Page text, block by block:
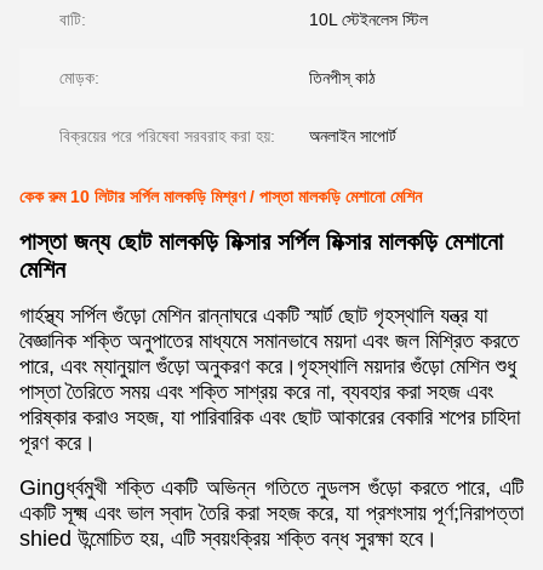
বাটি: 10L স্টেইনলেস স্টিল
মোড়ক: তিনপীস্ কাঠ
বিক্রয়ের পরে পরিষেবা সরবরাহ করা হয়: অনলাইন সাপোর্ট
কেক রুম 10 লিটার সর্পিল মালকড়ি মিশ্রণ / পাস্তা মালকড়ি মেশানো মেশিন
পাস্তা জন্য ছোট মালকড়ি মিক্সার সর্পিল মিক্সার মালকড়ি মেশানো
মেশিন
গার্হস্থ্য সর্পিল গুঁড়ো মেশিন রান্নাঘরে একটি স্মার্ট ছোট গৃহস্থালি যন্ত্র যা
বৈজ্ঞানিক শক্তি অনুপাতের মাধ্যমে সমানভাবে ময়দা এবং জল মিশ্রিত করতে
পারে, এবং ম্যানুয়াল গুঁড়ো অনুকরণ করে।গৃহস্থালি ময়দার গুঁড়ো মেশিন শুধু
পাস্তা তৈরিতে সময় এবং শক্তি সাশ্রয় করে না, ব্যবহার করা সহজ এবং
পরিষ্কার করাও সহজ, যা পারিবারিক এবং ছোট আকারের বেকারি শপের চাহিদা
পূরণ করে।
Gingর্ধ্বমুখী শক্তি একটি অভিন্ন গতিতে নুডলস গুঁড়ো করতে পারে, এটি
একটি সূক্ষ্ম এবং ভাল স্বাদ তৈরি করা সহজ করে, যা প্রশংসায় পূর্ণ;নিরাপত্তা
shied উন্মোচিত হয়, এটি স্বয়ংক্রিয় শক্তি বন্ধ সুরক্ষা হবে।